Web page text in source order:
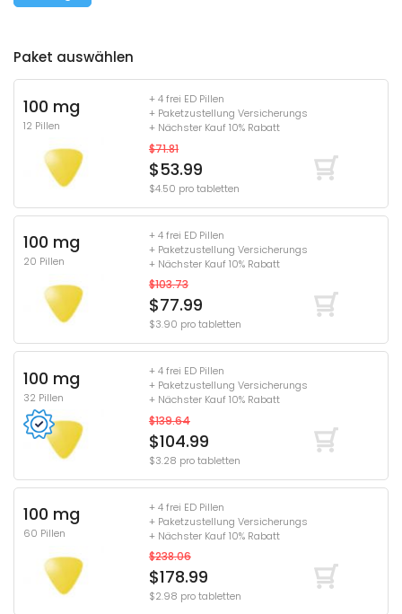
Paket auswählen
100 mg
12 Pillen
+ 4 frei ED Pillen
+ Paketzustellung Versicherungs
+ Nächster Kauf 10% Rabatt
$71.81
$53.99
$4.50 pro tabletten
100 mg
20 Pillen
+ 4 frei ED Pillen
+ Paketzustellung Versicherungs
+ Nächster Kauf 10% Rabatt
$103.73
$77.99
$3.90 pro tabletten
100 mg
32 Pillen
+ 4 frei ED Pillen
+ Paketzustellung Versicherungs
+ Nächster Kauf 10% Rabatt
$139.64
$104.99
$3.28 pro tabletten
100 mg
60 Pillen
+ 4 frei ED Pillen
+ Paketzustellung Versicherungs
+ Nächster Kauf 10% Rabatt
$238.06
$178.99
$2.98 pro tabletten